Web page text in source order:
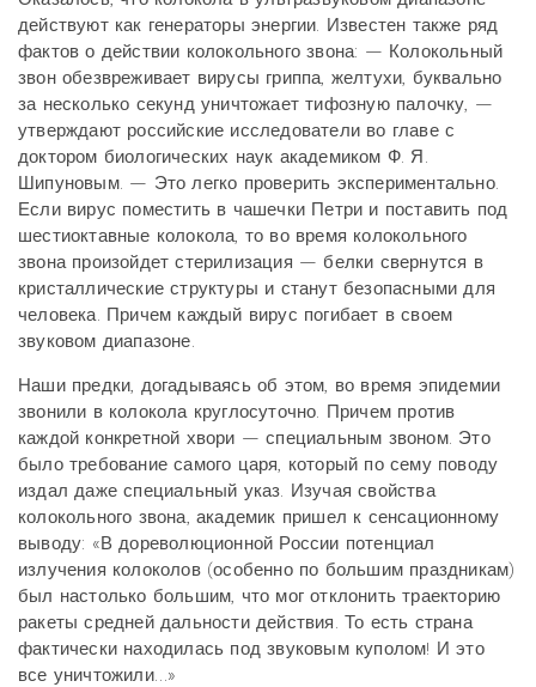
действуют как генераторы энергии. Известен также ряд
фактов о действии колокольного звона: — Колокольный
звон обезвреживает вирусы гриппа, желтухи, буквально
за несколько секунд уничтожает тифозную палочку, —
утверждают российские исследователи во главе с
доктором биологических наук академиком Ф. Я.
Шипуновым. — Это легко проверить экспериментально.
Если вирус поместить в чашечки Петри и поставить под
шестиоктавные колокола, то во время колокольного
звона произойдет стерилизация — белки свернутся в
кристаллические структуры и станут безопасными для
человека. Причем каждый вирус погибает в своем
звуковом диапазоне.
Наши предки, догадываясь об этом, во время эпидемии
звонили в колокола круглосуточно. Причем против
каждой конкретной хвори — специальным звоном. Это
было требование самого царя, который по сему поводу
издал даже специальный указ. Изучая свойства
колокольного звона, академик пришел к сенсационному
выводу: «В дореволюционной России потенциал
излучения колоколов (особенно по большим праздникам)
был настолько большим, что мог отклонить траекторию
ракеты средней дальности действия. То есть страна
фактически находилась под звуковым куполом! И это
все уничтожили…»